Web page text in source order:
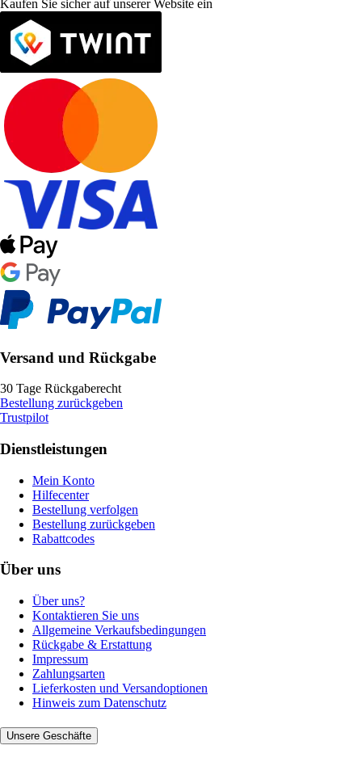
Kaufen Sie sicher auf unserer Website ein
Versand und Rückgabe
30 Tage Rückgaberecht
Bestellung zurückgeben
Trustpilot
Dienstleistungen
Mein Konto
Hilfecenter
Bestellung verfolgen
Bestellung zurückgeben
Rabattcodes
Über uns
Über uns?
Kontaktieren Sie uns
Allgemeine Verkaufsbedingungen
Rückgabe & Erstattung
Impressum
Zahlungsarten
Lieferkosten und Versandoptionen
Hinweis zum Datenschutz
Unsere Geschäfte